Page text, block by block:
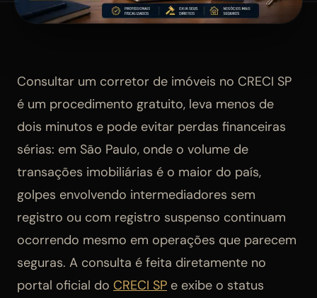
Consultar um corretor de imóveis no CRECI SP
é um procedimento gratuito, leva menos de
dois minutos e pode evitar perdas financeiras
sérias: em São Paulo, onde o volume de
transações imobiliárias é o maior do país,
golpes envolvendo intermediadores sem
registro ou com registro suspenso continuam
ocorrendo mesmo em operações que parecem
seguras. A consulta é feita diretamente no
portal oficial do CRECI SP e exibe o status